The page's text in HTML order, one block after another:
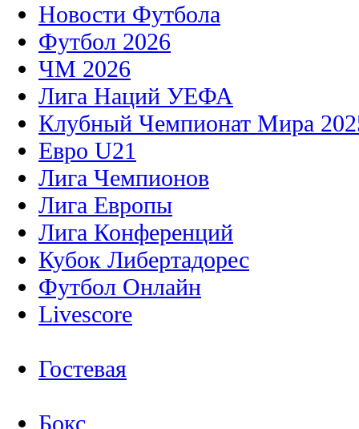
Новости Футбола
Футбол 2026
ЧМ 2026
Лига Наций УЕФА
Клубный Чемпионат Мира
Евро U21
Лига Чемпионов
Лига Европы
Лига Конференций
Кубок Либертадорес
Футбол Онлайн
Livescore
Гостевая
Бокс